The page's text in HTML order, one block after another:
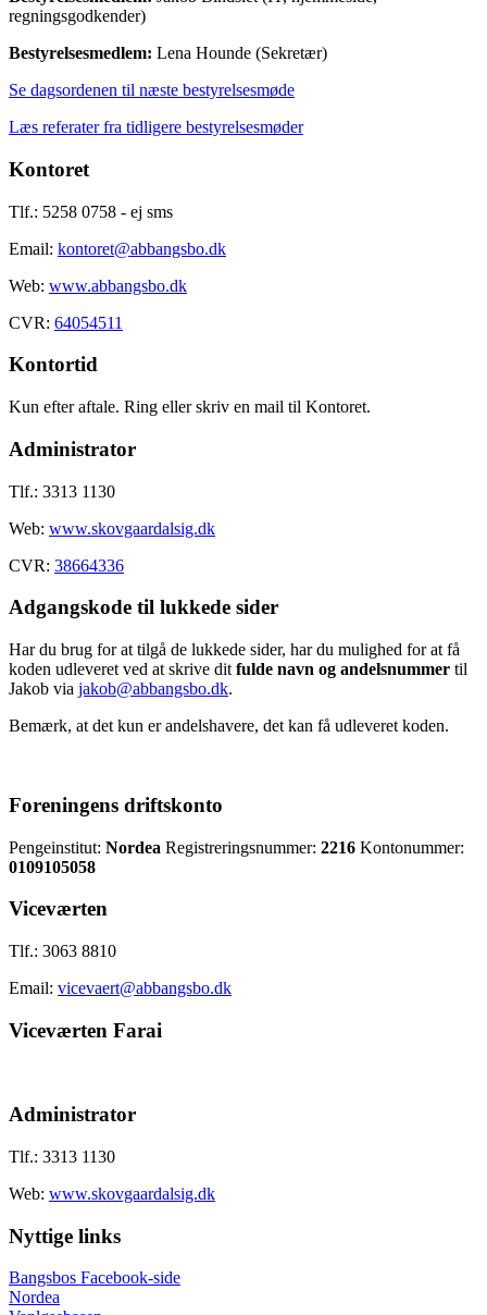
regningsgodkender)
Bestyrelsesmedlem: Lena Hounde (Sekretær)
Se dagsordenen til næste bestyrelsesmøde
Læs referater fra tidligere bestyrelsesmøder
Kontoret
Tlf.: 5258 0758 - ej sms
Email: kontoret@abbangsbo.dk
Web: www.abbangsbo.dk
CVR: 64054511
Kontortid
Kun efter aftale. Ring eller skriv en mail til Kontoret.
Administrator
Tlf.: 3313 1130
Web: www.skovgaardalsig.dk
CVR: 38664336
Adgangskode til lukkede sider
Har du brug for at tilgå de lukkede sider, har du mulighed for at få
koden udleveret ved at skrive dit fulde navn og andelsnummer til
Jakob via jakob@abbangsbo.dk.
Bemærk, at det kun er andelshavere, det kan få udleveret koden.
Foreningens driftskonto
Pengeinstitut: Nordea Registreringsnummer: 2216 Kontonummer:
0109105058
Viceværten
Tlf.: 3063 8810
Email: vicevaert@abbangsbo.dk
Viceværten Farai
Administrator
Tlf.: 3313 1130
Web: www.skovgaardalsig.dk
Nyttige links
Bangsbos Facebook-side
Nordea